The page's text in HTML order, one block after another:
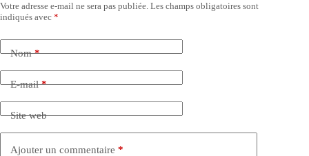
Votre adresse e-mail ne sera pas publiée. Les champs obligatoires sont
indiqués avec *
Nom*
E-mail*
Site web
Ajouter un commentaire *